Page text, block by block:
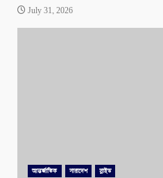
July 31, 2026
আন্তর্জাতিক সারাদেশ স্লাইড